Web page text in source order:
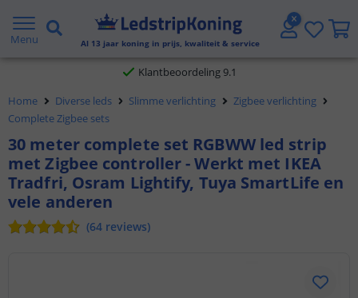
Menu Al 13 jaar koning in prijs, kwaliteit & service
Gratis verzending vanaf € 20,- NL en BE
Klantbeoordeling 9.1
Voor 23:45 uur besteld,morgen in huis
Home Diverse leds Slimme verlichting
Zigbee verlichting
Complete Zigbee sets
30 meter complete set RGBWW led strip
met Zigbee controller - Werkt met IKEA
Tradfri, Osram Lightify, Tuya SmartLife en
vele anderen
(64 reviews)